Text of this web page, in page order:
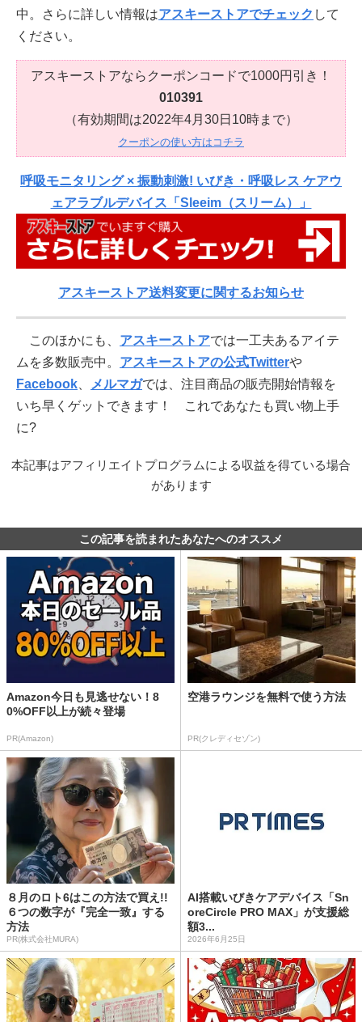
中。さらに詳しい情報はアスキーストアでチェック して
ください。
アスキーストアならクーポンコードで1000円引き！
010391
（有効期間は2022年4月30日10時まで）
クーポンの使い方はコチラ
呼吸モニタリング × 振動刺激! いびき・呼吸レス ケアウ
ェアラブルデバイス「Sleeim（スリーム）」
アスキーストア送料変更に関するお知らせ
このほかにも、 アスキーストアでは一工夫あるアイテ
ムを多数販売中。 アスキーストアの公式Twitterや
Facebook
メルマガでは、注目商品の販売開始情報を
いち早くゲットできます！ これであなたも買い物上手
に?
本記事はアフィリエイトプログラムによる収益を得ている場合
があります
この記事を読まれたあなたへのオススメ
Amazon今日も見逃せない！8
0%OFF以上が続々登場
PR(Amazon)
空港ラウンジを無料で使う方法
PR(クレディセゾン)
８月のロト6はこの方法で買え!!
６つの数字が『完全一致』する
方法
PR(株式会社MURA)
AI搭載いびきケアデバイス「Sn
oreCircle PRO MAX」が支援総
額3...
2026年6月25日